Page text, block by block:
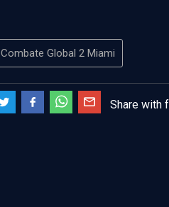
Combate Global 2 Miami
Share with